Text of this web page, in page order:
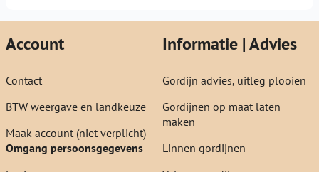
Account
Contact
BTW weergave en landkeuze
Maak account (niet verplicht)
Omgang persoonsgegevens
Informatie | Advies
Gordijn advies, uitleg plooien
Gordijnen op maat laten
maken
Linnen gordijnen